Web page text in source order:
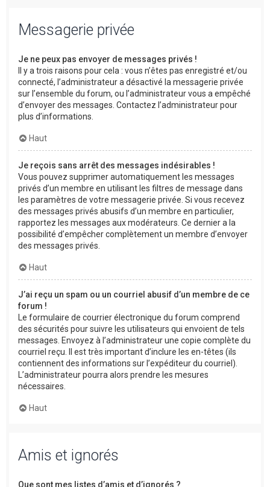
Messagerie privée
Je ne peux pas envoyer de messages privés !
Il y a trois raisons pour cela : vous n’êtes pas enregistré et/ou
connecté, l’administrateur a désactivé la messagerie privée
sur l’ensemble du forum, ou l’administrateur vous a empêché
d’envoyer des messages. Contactez l’administrateur pour
plus d’informations.
Haut
Je reçois sans arrêt des messages indésirables !
Vous pouvez supprimer automatiquement les messages
privés d’un membre en utilisant les filtres de message dans
les paramètres de votre messagerie privée. Si vous recevez
des messages privés abusifs d’un membre en particulier,
rapportez les messages aux modérateurs. Ce dernier a la
possibilité d’empêcher complètement un membre d’envoyer
des messages privés.
Haut
J’ai reçu un spam ou un courriel abusif d’un membre de ce
forum !
Le formulaire de courrier électronique du forum comprend
des sécurités pour suivre les utilisateurs qui envoient de tels
messages. Envoyez à l’administrateur une copie complète du
courriel reçu. Il est très important d’inclure les en-têtes (ils
contiennent des informations sur l’expéditeur du courriel).
L’administrateur pourra alors prendre les mesures
nécessaires.
Haut
Amis et ignorés
Que sont mes listes d’amis et d’ignorés ?